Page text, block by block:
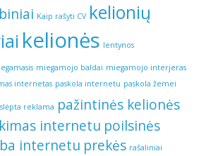
Kaip rašyti CV kelionių
kelionės lentynos
miegamojo baldai miegamojo interjeras
internetas paskola internetu paskola žemei
reklama pažintinės kelionės
internetu poilsinės
internetu prekės rašaliniai